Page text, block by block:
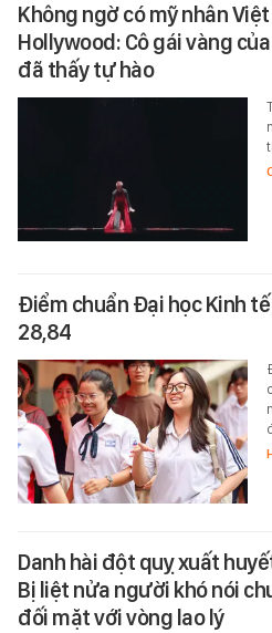
Không ngờ có mỹ nhân
Hollywood: Cô gái vàng
đã thấy tự hào
Điểm chuẩn Đại học Kinh
28,84
Danh hài đột quỵ xuất
Bị liệt nửa người khó nói
đối mặt với vòng lao lý